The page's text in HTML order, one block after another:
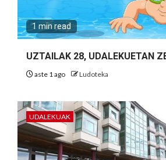
1 min read
UZTAILAK 28, UDALEKUETAN
aste 1 ago Ludoteka
UDALEKUAK